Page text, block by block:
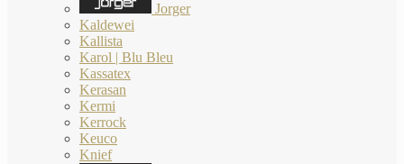
Jorger
Kaldewei
Kallista
Karol | Blu Bleu
Kassatex
Kerasan
Kermi
Kerrock
Keuco
Knief